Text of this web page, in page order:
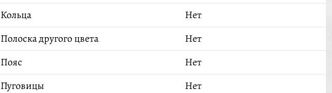
Кольца
Нет
Полоска другого цвета
Нет
Пояс
Нет
Пуговицы
Нет